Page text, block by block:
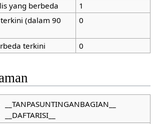
yang berbeda
1
(dalam 90
0
terkini 0
__TANPASUNTINGANBAGIAN__
__DAFTARISI__